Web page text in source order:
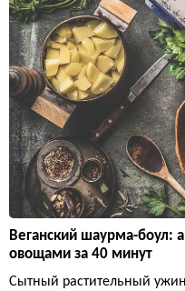
Веганский шаурма-боул:
овощами за 40 минут
Сытный растительный